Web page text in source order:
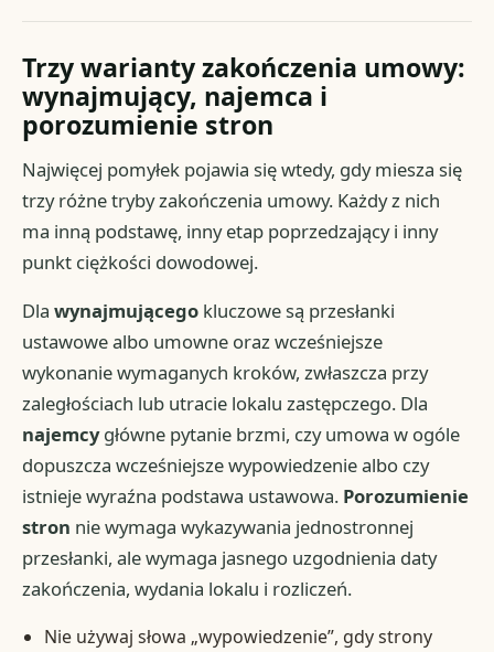
Trzy warianty zakończenia umowy:
wynajmujący, najemca i
porozumienie stron
Najwięcej pomyłek pojawia się wtedy, gdy miesza się
trzy różne tryby zakończenia umowy. Każdy z nich
ma inną podstawę, inny etap poprzedzający i inny
punkt ciężkości dowodowej.
Dlawynajmującego kluczowe są przesłanki
ustawowe albo umowne oraz wcześniejsze
wykonanie wymaganych kroków, zwłaszcza przy
zaległościach lub utracie lokalu zastępczego. Dla
najemcygłówne pytanie brzmi, czy umowa w ogóle
dopuszcza wcześniejsze wypowiedzenie albo czy
istnieje wyraźna podstawa ustawowa. Porozumienie
stron nie wymaga wykazywania jednostronnej
przesłanki, ale wymaga jasnego uzgodnienia daty
zakończenia, wydania lokalu i rozliczeń.
Nie używaj słowa „wypowiedzenie”, gdy strony